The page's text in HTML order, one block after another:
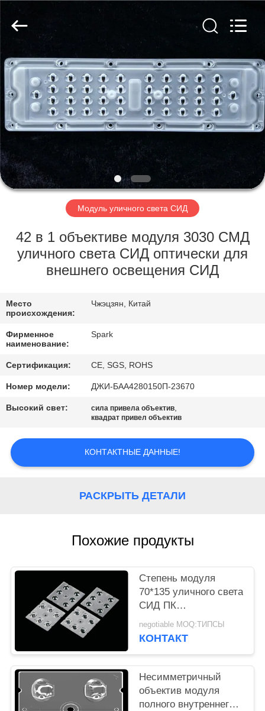
ДОМОЙ
ПРОДУКТЫ
О
НАС
ЭКСКУРСИЯ
ЗАВОДУ
КОНТРОЛЬ
СВЯЖИТЕСЬ
С
НАМИ
НОВОСТИ
СЛУЧАИ
ПОЛИТИКА
УЕДИНЕНИЯ
Co.,
Модуль уличного света СИД
42 в 1 объективе модуля 3030 СМД
уличного света СИД оптически для
внешнего освещения СИД
Место
происхождения:
Чжэцзян, Китай
Фирменное
наименование:
Spark
Сертификация: CE, SGS, ROHS
Номер модели: ДЖИ-БАА4280150П-23670
Высокий свет: сила привела объектив,
квадрат привел объектив
КОНТАКТНЫЕ ДАННЫЕ!
РАСКРЫТЬ ДЕТАЛИ
Похожие продукты
Степень модуля
70*135 уличного света
СИД ПК
материальная с ИП
расклассифицировала
negotiable MOQ:ТИПСЫ
КОНТАКТ
Несимметричный
объектив модуля
полного внутреннего